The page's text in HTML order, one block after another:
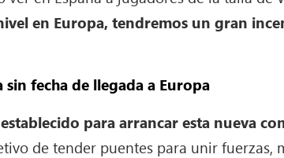
en Europa, tendremos un gran
sin fecha de llegada a Europa
para arrancar esta nueva
de tender puentes para unir fuerzas,